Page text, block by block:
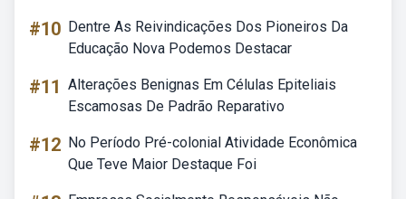
#10 Dentre As Reivindicações Dos Pioneiros Da
Educação Nova Podemos Destacar
#11 Alterações Benignas Em Células Epiteliais
Escamosas De Padrão Reparativo
#12 No Período Pré-colonial Atividade Econômica
Que Teve Maior Destaque Foi